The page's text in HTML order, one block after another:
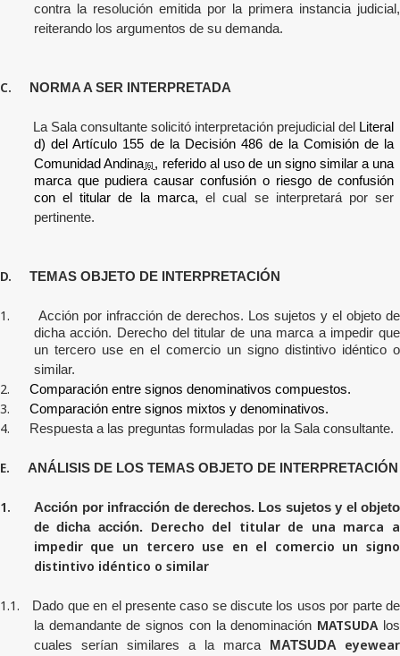
contra la resolución emitida por la primera instancia judicial,
reiterando los argumentos de su demanda.
C. NORMA A SER INTERPRETADA
La Sala consultante solicitó interpretación prejudicial del
Literal
d) del Artículo 155 de la Decisión 486 de la Comisión de la
Comunidad Andina [6] , referido al uso de un signo similar a una
marca que pudiera causar confusión o riesgo de confusión
con el titular de la marca,el cual se interpretará por ser
pertinente.
D. TEMAS OBJETO DE INTERPRETACIÓN
1.
Acción por infracción de derechos. Los sujetos y el objeto de
dicha acción. Derecho del titular de una marca a impedir que
un tercero use en el comercio un signo distintivo idéntico o
similar.
2. Comparación entre signos denominativos compuestos.
3. Comparación entre signos mixtos y denominativos.
4. Respuesta a las preguntas formuladas por la Sala consultante.
E. ANÁLISIS DE LOS TEMAS OBJETO DE INTERPRETACIÓN
1.
Acción por infracción de derechos. Los sujetos y el objeto
de dicha acción.
Derecho del titular de una marca a
impedir que un tercero use en el comercio un signo
distintivo idéntico o similar
1.1.
Dado que en el presente caso se discute los usos por parte de
la demandante de signos con la denominación MATSUDA los
cuales serían similares a la marca
MATSUDA eyewear